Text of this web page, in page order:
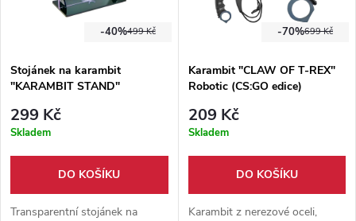
499 Kč
-40%
Stojánek na karambit
"KARAMBIT STAND"
299 Kč
Skladem
DO KOŠÍKU
Transparentní stojánek na
699 Kč
-70%
Karambit "CLAW OF T-REX"
Robotic (CS:GO edice)
209 Kč
Skladem
DO KOŠÍKU
Karambit z nerezové oceli,